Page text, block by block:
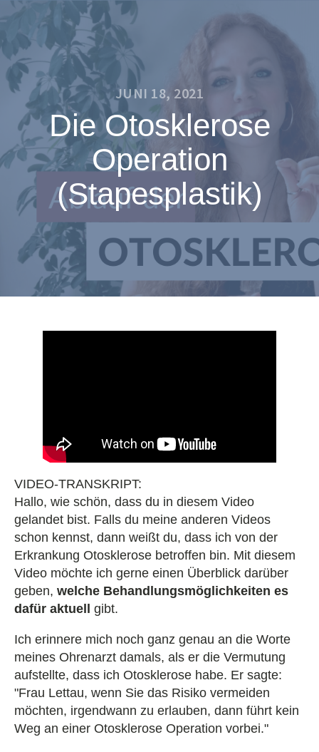
JUNI 18, 2021
Die Otosklerose
Operation
(Stapesplastik)
VIDEO-TRANSKRIPT:
Hallo, wie schön, dass du in diesem Video
gelandet bist. Falls du meine anderen Videos
schon kennst, dann weißt du, dass ich von der
Erkrankung Otosklerose betroffen bin. Mit diesem
Video möchte ich gerne einen Überblick darüber
geben, welche Behandlungsmöglichkeiten es
dafür aktuell gibt.
Ich erinnere mich noch ganz genau an die Worte
meines Ohrenarzt damals, als er die Vermutung
aufstellte, dass ich Otosklerose habe. Er sagte:
"Frau Lettau, wenn Sie das Risiko vermeiden
möchten, irgendwann zu erlauben, dann führt kein
Weg an einer Otosklerose Operation vorbei."